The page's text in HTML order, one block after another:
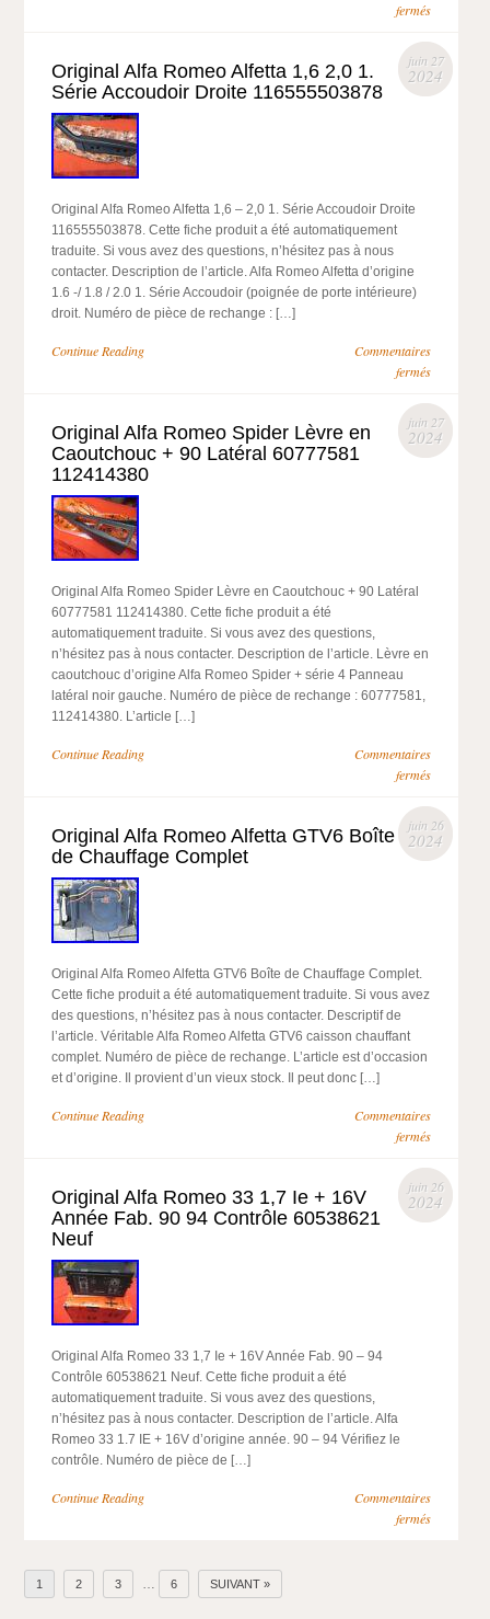
fermés
juin 27
2024
Original Alfa Romeo Alfetta 1,6 2,0 1.
Série Accoudoir Droite 116555503878
Original Alfa Romeo Alfetta 1,6 – 2,0 1. Série Accoudoir Droite
116555503878. Cette fiche produit a été automatiquement
traduite. Si vous avez des questions, n’hésitez pas à nous
contacter. Description de l’article. Alfa Romeo Alfetta d’origine
1.6 -/ 1.8 / 2.0 1. Série Accoudoir (poignée de porte intérieure)
droit. Numéro de pièce de rechange : […]
Continue Reading
Commentaires
fermés
juin 27
2024
Original Alfa Romeo Spider Lèvre en
Caoutchouc + 90 Latéral 60777581
112414380
Original Alfa Romeo Spider Lèvre en Caoutchouc + 90 Latéral
60777581 112414380. Cette fiche produit a été
automatiquement traduite. Si vous avez des questions,
n’hésitez pas à nous contacter. Description de l’article. Lèvre en
caoutchouc d’origine Alfa Romeo Spider + série 4 Panneau
latéral noir gauche. Numéro de pièce de rechange : 60777581,
112414380. L’article […]
Continue Reading
Commentaires
fermés
juin 26
2024
Original Alfa Romeo Alfetta GTV6 Boîte
de Chauffage Complet
Original Alfa Romeo Alfetta GTV6 Boîte de Chauffage Complet.
Cette fiche produit a été automatiquement traduite. Si vous avez
des questions, n’hésitez pas à nous contacter. Descriptif de
l’article. Véritable Alfa Romeo Alfetta GTV6 caisson chauffant
complet. Numéro de pièce de rechange. L’article est d’occasion
et d’origine. Il provient d’un vieux stock. Il peut donc […]
Continue Reading
Commentaires
fermés
juin 26
2024
Original Alfa Romeo 33 1,7 Ie + 16V
Année Fab. 90 94 Contrôle 60538621
Neuf
Original Alfa Romeo 33 1,7 Ie + 16V Année Fab. 90 – 94
Contrôle 60538621 Neuf. Cette fiche produit a été
automatiquement traduite. Si vous avez des questions,
n’hésitez pas à nous contacter. Description de l’article. Alfa
Romeo 33 1.7 IE + 16V d’origine année. 90 – 94 Vérifiez le
contrôle. Numéro de pièce de […]
Continue Reading
Commentaires
fermés
1 2 3 … 6 SUIVANT »